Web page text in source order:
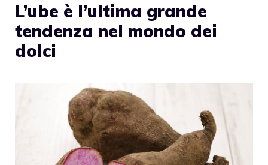
L’ube è l’ultima grande
tendenza nel mondo dei
dolci